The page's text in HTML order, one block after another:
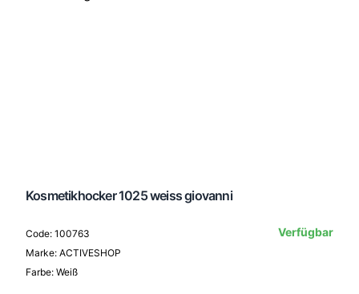
Kosmetikhocker 1025 weiss giovanni
Code: 100763
Marke: ACTIVESHOP
Farbe: Weiß
Verfügbar